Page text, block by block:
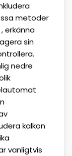
metoder
erkänna
sin
nedre
kalkon
vanligtvis